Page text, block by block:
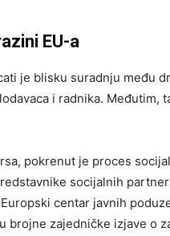
EU-a
je blisku suradnju među
i radnika. Međutim,
pokrenut je proces
socijalnih
centar javnih
brojne zajedničke izjave o